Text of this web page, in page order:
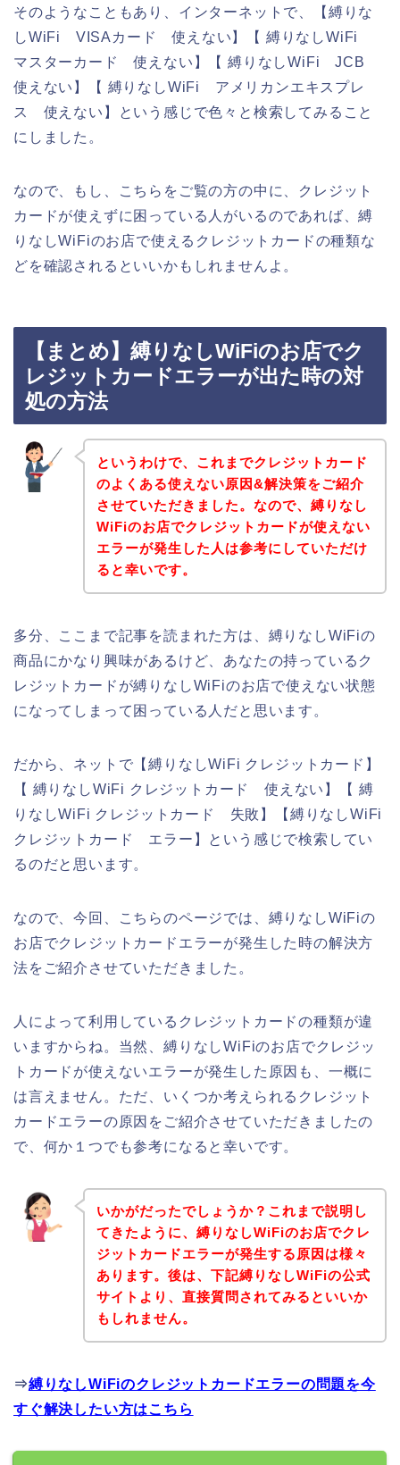
そのようなこともあり、インターネットで、【縛りな
しWiFi VISAカード 使えない】【 縛りなしWiFi
マスターカード 使えない】【 縛りなしWiFi JCB
使えない】【 縛りなしWiFi アメリカンエキスプレ
ス 使えない】という感じで色々と検索してみること
にしました。
なので、もし、こちらをご覧の方の中に、クレジット
カードが使えずに困っている人がいるのであれば、縛
りなしWiFiのお店で使えるクレジットカードの種類な
どを確認されるといいかもしれませんよ。
【まとめ】縛りなしWiFiのお店でク
レジットカードエラーが出た時の対
処の方法
というわけで、これまでクレジットカード
のよくある使えない原因&解決策をご紹介
させていただきました。なので、縛りなし
WiFiのお店でクレジットカードが使えない
エラーが発生した人は参考にしていただけ
ると幸いです。
多分、ここまで記事を読まれた方は、縛りなしWiFiの
商品にかなり興味があるけど、あなたの持っているク
レジットカードが縛りなしWiFiのお店で使えない状態
になってしまって困っている人だと思います。
だから、ネットで【縛りなしWiFi クレジットカード】
【 縛りなしWiFi クレジットカード 使えない】【 縛
りなしWiFi クレジットカード 失敗】【縛りなしWiFi
クレジットカード エラー】という感じで検索してい
るのだと思います。
なので、今回、こちらのページでは、縛りなしWiFiの
お店でクレジットカードエラーが発生した時の解決方
法をご紹介させていただきました。
人によって利用しているクレジットカードの種類が違
いますからね。当然、縛りなしWiFiのお店でクレジッ
トカードが使えないエラーが発生した原因も、一概に
は言えません。ただ、いくつか考えられるクレジット
カードエラーの原因をご紹介させていただきましたの
で、何か１つでも参考になると幸いです。
いかがだったでしょうか？これまで説明し
てきたように、縛りなしWiFiのお店でクレ
ジットカードエラーが発生する原因は様々
あります。後は、下記縛りなしWiFiの公式
サイトより、直接質問されてみるといいか
もしれません。
⇒縛りなしWiFiのクレジットカードエラーの問題を今
すぐ解決したい方はこちら